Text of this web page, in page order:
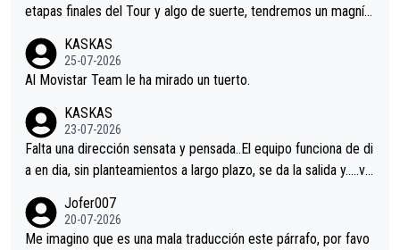
etapas finales del Tour y algo de suerte, tendremos un magnífi
KASKAS
25-07-2026
Al Movistar Team le ha mirado un tuerto.
KASKAS
23-07-2026
Falta una dirección sensata y pensada..El equipo funciona de di
a en dia, sin planteamientos a largo plazo, se da la salida y…..ve
Minguez, Velez etc etc.Me da pena vivir estos momentos tan
tristes sin victorias.
Jofer007
20-07-2026
Me imagino que es una mala traducción este párrafo, por favo